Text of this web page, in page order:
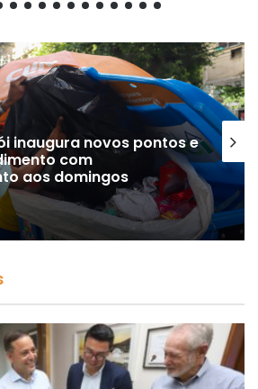
inaugura novos pontos e
com
aos domingos